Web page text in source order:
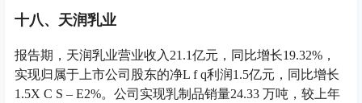
十八、天润乳业
报告期，天润乳业营业收入21.1亿元，同比增长19.32%，
实现归属于上市公司股东的净L f q利润1.5亿元，同比增长
1.5X C S – E2%。公司实现乳制品销量24.33 万吨，较上年